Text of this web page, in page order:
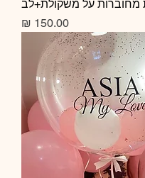
מחוברות על משקולת+לב
מחיר